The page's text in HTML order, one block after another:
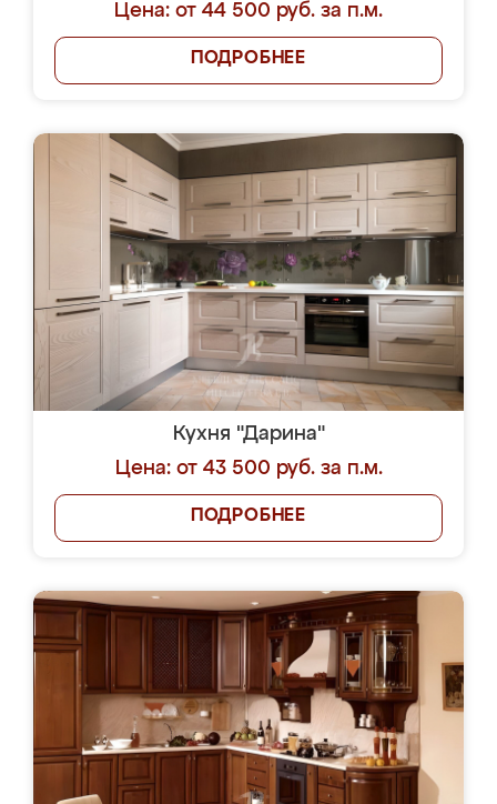
Цена: от 44 500 руб. за п.м.
ПОДРОБНЕЕ
Кухня "Дарина"
Цена: от 43 500 руб. за п.м.
ПОДРОБНЕЕ